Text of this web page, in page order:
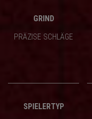
GRIND
PRÄZISE SCHLÄGE
SPIELERTYP